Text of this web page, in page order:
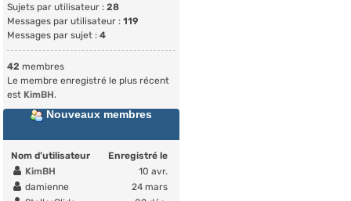
Sujets par utilisateur :28
Messages par utilisateur :119
Messages par sujet :4
42 membres
Le membre enregistré le plus récent
est KimBH.
Nouveaux membres
Nom d’utilisateur
Enregistré le
KimBH
10 avr.
damienne
24 mars